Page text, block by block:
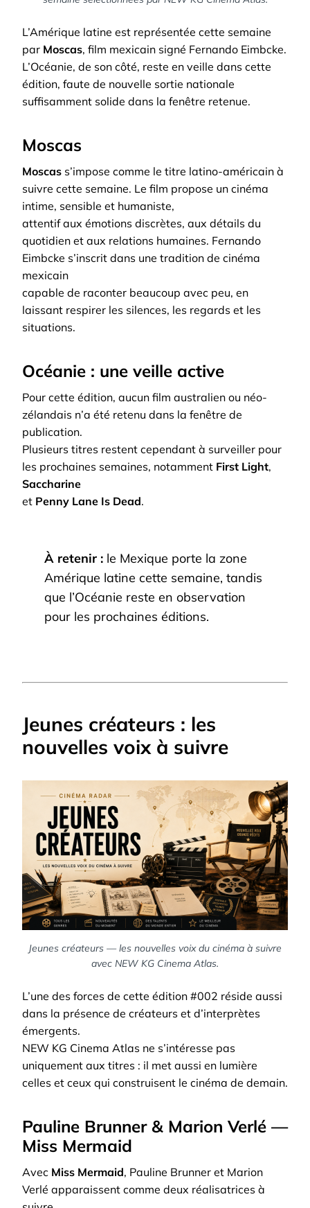
L’Amérique latine est représentée cette semaine
par Moscas, film mexicain signé Fernando Eimbcke.
L’Océanie, de son côté, reste en veille dans cette
édition, faute de nouvelle sortie nationale
suffisamment solide dans la fenêtre retenue.
Moscas
Moscas s’impose comme le titre latino-américain à
suivre cette semaine. Le film propose un cinéma
intime, sensible et humaniste,
attentif aux émotions discrètes, aux détails du
quotidien et aux relations humaines. Fernando
Eimbcke s’inscrit dans une tradition de cinéma
mexicain
capable de raconter beaucoup avec peu, en
laissant respirer les silences, les regards et les
situations.
Océanie : une veille active
Pour cette édition, aucun film australien ou néo-
zélandais n’a été retenu dans la fenêtre de
publication.
Plusieurs titres restent cependant à surveiller pour
les prochaines semaines, notamment First Light,
Saccharine
et Penny Lane Is Dead.
À retenir : le Mexique porte la zone
Amérique latine cette semaine, tandis
que l’Océanie reste en observation
pour les prochaines éditions.
Jeunes créateurs : les
nouvelles voix à suivre
Jeunes créateurs — les nouvelles voix du cinéma à suivre
avec NEW KG Cinema Atlas.
L’une des forces de cette édition #002 réside aussi
dans la présence de créateurs et d’interprètes
émergents.
NEW KG Cinema Atlas ne s’intéresse pas
uniquement aux titres : il met aussi en lumière
celles et ceux qui construisent le cinéma de demain.
Pauline Brunner & Marion Verlé —
Miss Mermaid
Avec Miss Mermaid, Pauline Brunner et Marion
Verlé apparaissent comme deux réalisatrices à